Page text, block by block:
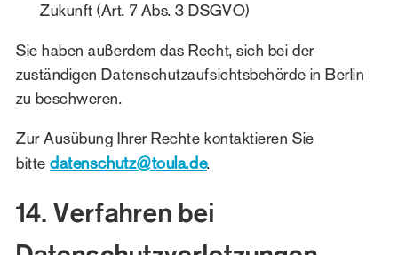
Zukunft (Art. 7 Abs. 3 DSGVO)
Sie haben außerdem das Recht, sich bei der
zuständigen Datenschutzaufsichtsbehörde in Berlin
zu beschweren.
Zur Ausübung Ihrer Rechte kontaktieren Sie
bittedatenschutz@toula.de.
14. Verfahren bei